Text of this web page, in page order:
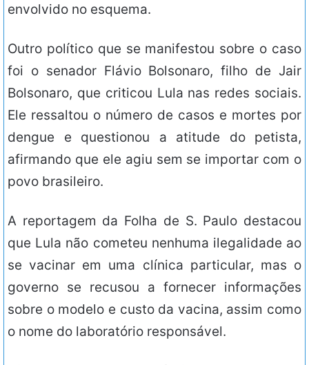
envolvido no esquema.
Outro político que se manifestou sobre o caso
foi o senador Flávio Bolsonaro, filho de Jair
Bolsonaro, que criticou Lula nas redes sociais.
Ele ressaltou o número de casos e mortes por
dengue e questionou a atitude do petista,
afirmando que ele agiu sem se importar com o
povo brasileiro.
A reportagem da Folha de S. Paulo destacou
que Lula não cometeu nenhuma ilegalidade ao
se vacinar em uma clínica particular, mas o
governo se recusou a fornecer informações
sobre o modelo e custo da vacina, assim como
o nome do laboratório responsável.